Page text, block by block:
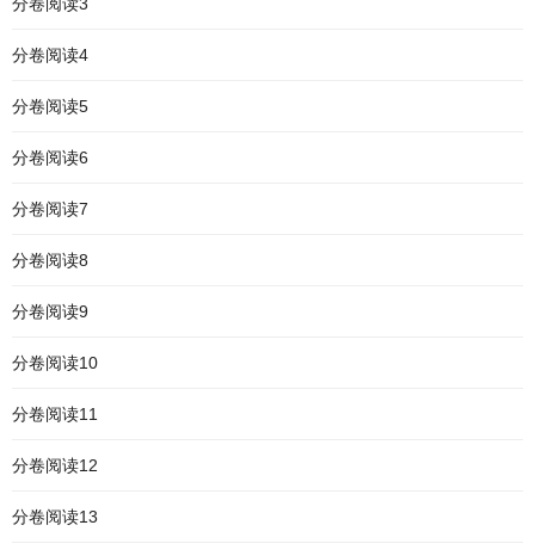
分卷阅读4
分卷阅读5
分卷阅读6
分卷阅读7
分卷阅读8
分卷阅读9
分卷阅读10
分卷阅读11
分卷阅读12
分卷阅读13